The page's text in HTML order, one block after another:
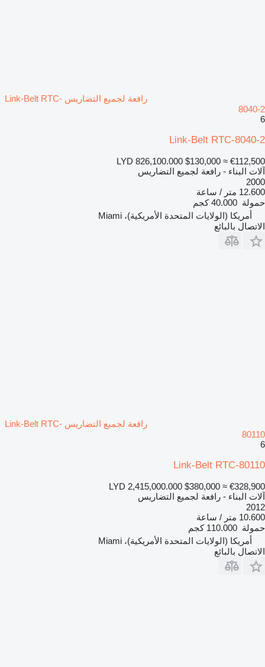
رافعة لجميع التضاريس Link-Belt RTC-
8040-2
6
Link-Belt RTC-8040-2
LYD 826,100.000 $130,000 ≈ €112,500
آلات البناء - رافعة لجميع التضاريس
2000
12.600 متر / ساعة
حمولة 40.000 كجم
أمريكا (الولايات المتحدة الأمريكية)، Miami
الاتصال بالبائع
رافعة لجميع التضاريس Link-Belt RTC-
80110
6
Link-Belt RTC-80110
LYD 2,415,000.000 $380,000 ≈ €328,900
آلات البناء - رافعة لجميع التضاريس
2012
10.600 متر / ساعة
حمولة 110.000 كجم
أمريكا (الولايات المتحدة الأمريكية)، Miami
الاتصال بالبائع